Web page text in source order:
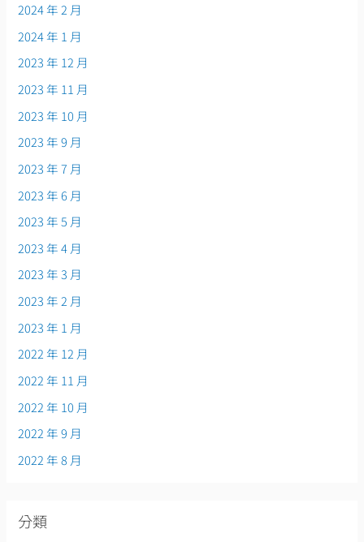
2024 年 2 月
2024 年 1 月
2023 年 12 月
2023 年 11 月
2023 年 10 月
2023 年 9 月
2023 年 7 月
2023 年 6 月
2023 年 5 月
2023 年 4 月
2023 年 3 月
2023 年 2 月
2023 年 1 月
2022 年 12 月
2022 年 11 月
2022 年 10 月
2022 年 9 月
2022 年 8 月
分類